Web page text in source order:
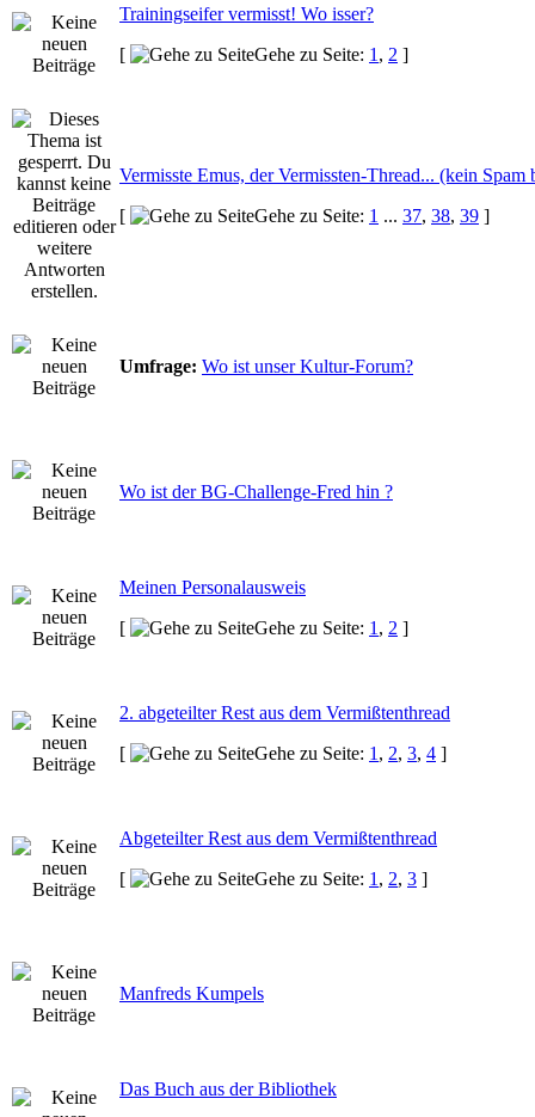
Trainingseifer vermisst! Wo isser?
[
Gehe zu Seite: 1 , 2 ]
Vermisste Emus, der Vermissten-Thread... (kein Spam
[
Gehe zu Seite: 1 ... 37, 38, 39 ]
Umfrage: Wo ist unser Kultur-Forum?
Wo ist der BG-Challenge-Fred hin ?
Meinen Personalausweis
[
Gehe zu Seite: 1 , 2 ]
2. abgeteilter Rest aus dem Vermißtenthread
[
Gehe zu Seite: 1 , 2, 3, 4 ]
Abgeteilter Rest aus dem Vermißtenthread
[
Gehe zu Seite: 1 , 2, 3 ]
Manfreds Kumpels
Das Buch aus der Bibliothek